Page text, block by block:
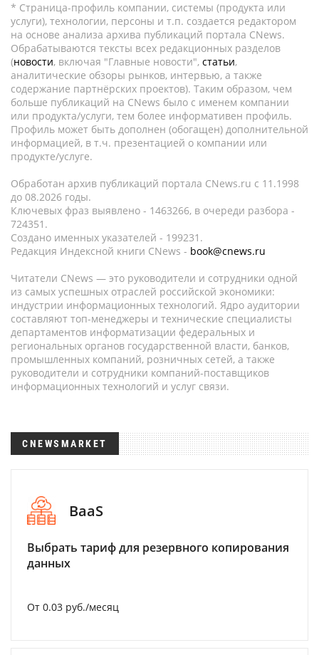
* Страница-профиль компании, системы (продукта или
услуги), технологии, персоны и т.п. создается редактором
на основе анализа архива публикаций портала CNews.
Обрабатываются тексты всех редакционных разделов
(новости, включая "Главные новости", статьи,
аналитические обзоры рынков, интервью, а также
содержание партнёрских проектов). Таким образом, чем
больше публикаций на CNews было с именем компании
или продукта/услуги, тем более информативен профиль.
Профиль может быть дополнен (обогащен) дополнительной
информацией, в т.ч. презентацией о компании или
продукте/услуге.
Обработан архив публикаций портала CNews.ru c 11.1998
до 08.2026 годы.
Ключевых фраз выявлено - 1463266, в очереди разбора -
724351.
Создано именных указателей - 199231.
Редакция Индексной книги CNews - book@cnews.ru
Читатели CNews — это руководители и сотрудники одной
из самых успешных отраслей российской экономики:
индустрии информационных технологий. Ядро аудитории
составляют топ-менеджеры и технические специалисты
департаментов информатизации федеральных и
региональных органов государственной власти, банков,
промышленных компаний, розничных сетей, а также
руководители и сотрудники компаний-поставщиков
информационных технологий и услуг связи.
CNEWSMARKET
BaaS
Выбрать тариф для резервного копирования
данных
От 0.03 руб./месяц